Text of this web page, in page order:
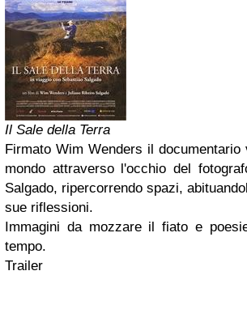
Il Sale della Terra
Firmato Wim Wenders il
mondo attraverso l'occhio del
Salgado, ripercorrendo spazi,
sue riflessioni.
Immagini da mozzare il fiato e
tempo.
Trailer